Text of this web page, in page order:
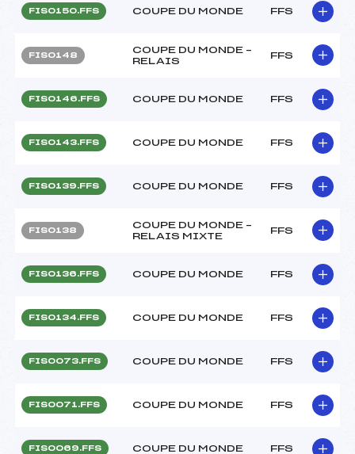
FIS0150.FFS COUPE DU MONDE FFS
FIS0148
COUPE DU MONDE –
RELAIS
FFS
FIS0146.FFS COUPE DU MONDE FFS
FIS0143.FFS COUPE DU MONDE FFS
FIS0139.FFS COUPE DU MONDE FFS
FIS0138
COUPE DU MONDE –
RELAIS MIXTE
FFS
FIS0136.FFS COUPE DU MONDE FFS
FIS0134.FFS COUPE DU MONDE FFS
FIS0073.FFS COUPE DU MONDE FFS
FIS0071.FFS COUPE DU MONDE FFS
FIS0069.FFS COUPE DU MONDE FFS